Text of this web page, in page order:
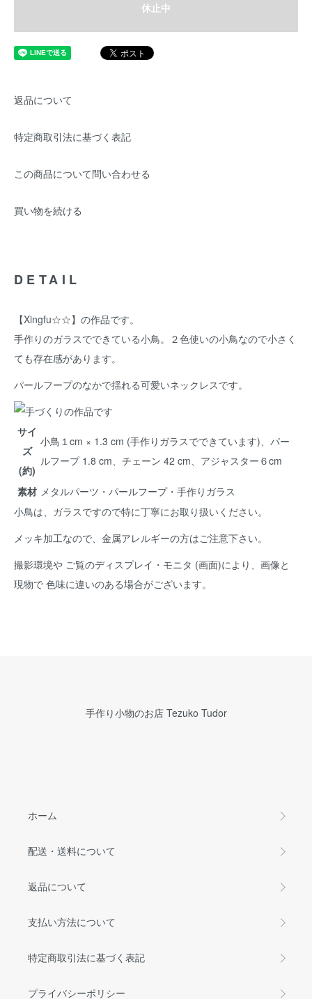
休止中
返品について
特定商取引法に基づく表記
この商品について問い合わせる
買い物を続ける
DETAIL
【Xingfu☆☆】の作品です。
手作りのガラスでできている小鳥。２色使いの小鳥なので小さく
ても存在感があります。
パールフープのなかで揺れる可愛いネックレスです。
サイ
ズ
(約)
小鳥１cm × 1.3 cm (手作りガラスでできています)、パー
ルフープ 1.8 cm、チェーン 42 cm、アジャスター６cm
素材 メタルパーツ・パールフープ・手作りガラス
小鳥は、ガラスですので特に丁寧にお取り扱いください。
メッキ加工なので、金属アレルギーの方はご注意下さい。
撮影環境や ご覧のディスプレイ・モニタ (画面)により、画像と
現物で 色味に違いのある場合がございます。
手作り小物のお店 Tezuko Tudor
ホーム
配送・送料について
返品について
支払い方法について
特定商取引法に基づく表記
プライバシーポリシー